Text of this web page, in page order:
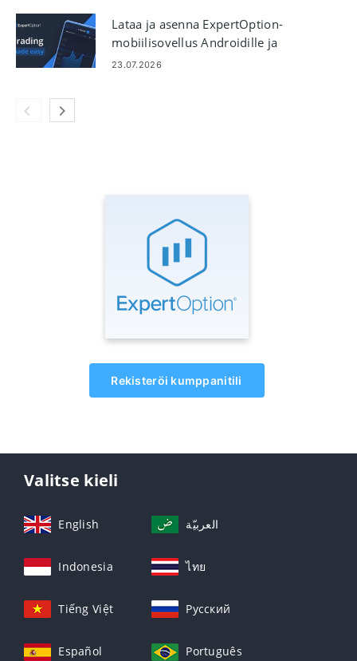
Lataa ja asenna ExpertOption-
mobiilisovellus Androidille ja
iOS:lle
23.07.2026
Rekisteröi kumppanitili
Valitse kieli
English العربيّة
Indonesia ไทย
Tiếng Việt Русский
Español Português